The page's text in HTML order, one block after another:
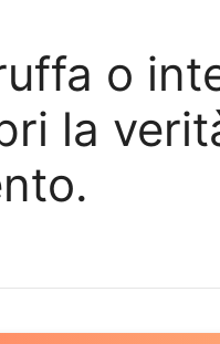
o
la